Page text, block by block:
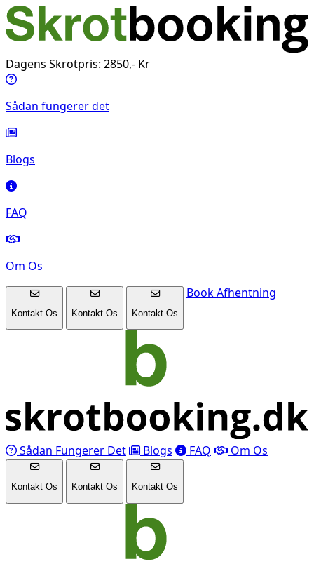
Dagens Skrotpris: 2850,- Kr
Sådan fungerer det
Blogs
FAQ
Om Os
Kontakt Os Kontakt Os Kontakt Os
Book Afhentning
Sådan Fungerer Det Blogs FAQ Om Os
Kontakt Os Kontakt Os Kontakt Os